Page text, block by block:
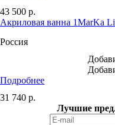
43 500 р.
Акриловая ванна 1MarKa
Россия
Подробнее
31 740 р.
Лучшие